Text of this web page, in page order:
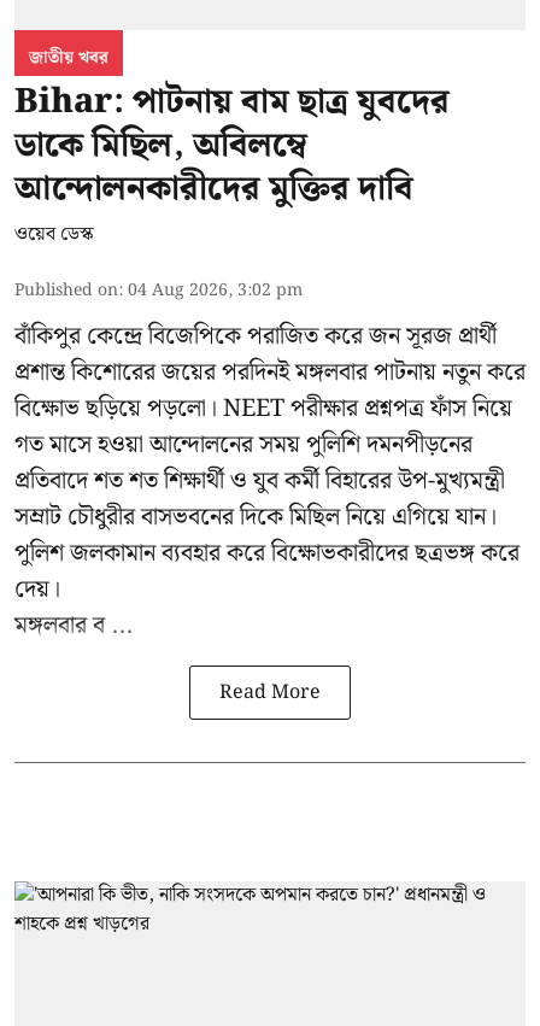
জাতীয় খবর
Bihar: পাটনায় বাম ছাত্র যুবদের
ডাকে মিছিল, অবিলম্বে
আন্দোলনকারীদের মুক্তির দাবি
ওয়েব ডেস্ক
Published on:04 Aug 2026, 3:02 pm
বাঁকিপুর কেন্দ্রে বিজেপিকে পরাজিত করে জন সূরজ প্রার্থী
প্রশান্ত কিশোরের জয়ের পরদিনই মঙ্গলবার পাটনায় নতুন করে
বিক্ষোভ ছড়িয়ে পড়লো। NEET পরীক্ষার প্রশ্নপত্র ফাঁস নিয়ে
গত মাসে হওয়া আন্দোলনের সময় পুলিশি দমনপীড়নের
প্রতিবাদে শত শত শিক্ষার্থী ও যুব কর্মী বিহারের উপ-মুখ্যমন্ত্রী
সম্রাট চৌধুরীর বাসভবনের দিকে মিছিল নিয়ে এগিয়ে যান।
পুলিশ জলকামান ব্যবহার করে বিক্ষোভকারীদের ছত্রভঙ্গ করে
দেয়।
মঙ্গলবার ব ...
Read More